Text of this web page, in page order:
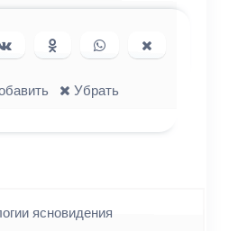
в Telegram
Поделиться ВКонтакте
Поделиться в
Одноклассниках
Поделиться в
WhatsApp
в X (Twitter)
Убрать
ясновидения